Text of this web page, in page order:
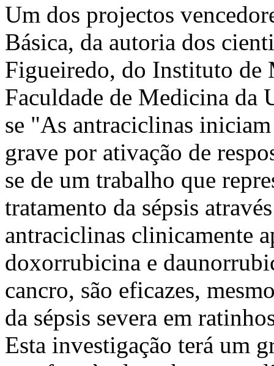
Um dos projectos
Básica, da autoria dos
Figueiredo, do Instituto de
Faculdade de Medicina da
se "As antraciclinas
grave por ativação de
se de um trabalho que
tratamento da sépsis
antraciclinas clinicamente
doxorrubicina e
cancro, são eficazes,
da sépsis severa em
Esta investigação terá um